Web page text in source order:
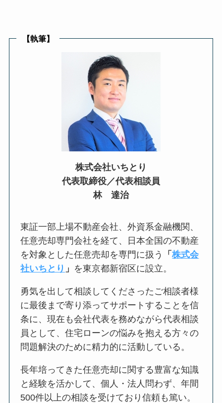
【執筆】
株式会社いちとり
代表取締役／代表相談員
林 達治
東証一部上場不動産会社、外資系金融機関、
任意売却専門会社を経て、日本全国の不動産
を対象とした任意売却を専門に扱う
「株式会
社いちとり 」 を東京都新宿区に設立。
勇気を出して相談してくださったご相談者様
に最後まで寄り添ってサポートすることを信
条に、現在も会社代表を務めながら代表相談
員として、住宅ローンの悩みを抱える方々の
問題解決のために精力的に活動している。
長年培ってきた任意売却に関する豊富な知識
と経験を活かして、個人・法人問わず、年間
500件以上の相談を受けており信頼も篤い。